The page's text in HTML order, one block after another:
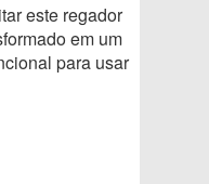
este regador
em um
para usar